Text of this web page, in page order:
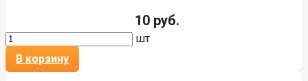
10 руб.
шт
В корзину